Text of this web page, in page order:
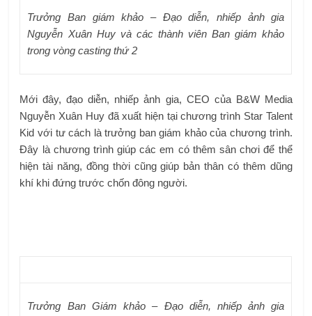
Trưởng Ban giám khảo – Đạo diễn, nhiếp ảnh gia
Nguyễn Xuân Huy và các thành viên Ban giám khảo
trong vòng casting thứ 2
Mới đây, đạo diễn, nhiếp ảnh gia, CEO của B&W Media
Nguyễn Xuân Huy đã xuất hiện tại chương trình Star Talent
Kid với tư cách là trưởng ban giám khảo của chương trình.
Đây là chương trình giúp các em có thêm sân chơi để thể
hiện tài năng, đồng thời cũng giúp bản thân có thêm dũng
khí khi đứng trước chốn đông người.
Trưởng Ban Giám khảo – Đạo diễn, nhiếp ảnh gia